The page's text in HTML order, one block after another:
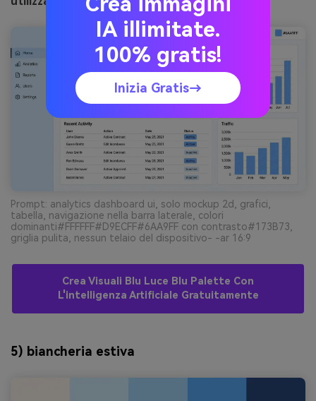
Prompt: analytics dashboard ui, solo mockup 2d, grafici,
tabella, navigazione nella barra laterale, colori
dominanti#FFFFFF#D9ECFF#6AA9FF con contrasto#173B73,
griglia pulita, nessun telaio del dispositivo- -ar 16:9
Crea Visuali Blu Luce Blu Palette Con
L'intelligenza Artificiale Gratuitamente
5) biancheria estiva
IA illimitate.
100% gratis!
Inizia Gratis→